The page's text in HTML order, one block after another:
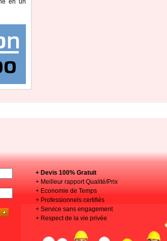
en un
+ Devis 100% Gratuit
+ Meilleur rapport Qualité/Prix
+ Economie de Temps
+ Professionnels certifiés
+ Service sans engagement
+ Respect de la vie privée